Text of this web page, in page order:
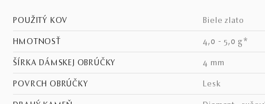
POUŽITÝ KOV biele zlato
HMOTNOSŤ 4,0 - 5,0 g*
ŠÍRKA DÁMSKEJ OBRÚČKY 4 mm
POVRCH OBRÚČKY lesk